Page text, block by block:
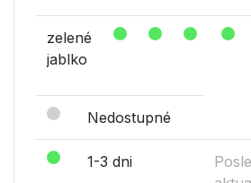
zelené
jablko
Nedostupné
1-3 dni